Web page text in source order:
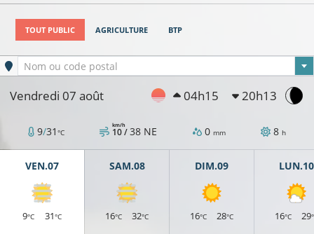
TOUT PUBLIC AGRICULTURE BTP
Ville sélectionnée
Nom ou code postal
Vendredi 07 août 04h15 20h13
9/31 °C 10 /
km/h 38 NE 0 mm 8 h
VEN.07
9°C 31°C
SAM.08
16°C 32°C
DIM.09
16°C 28°C
LUN.10
16°C 29